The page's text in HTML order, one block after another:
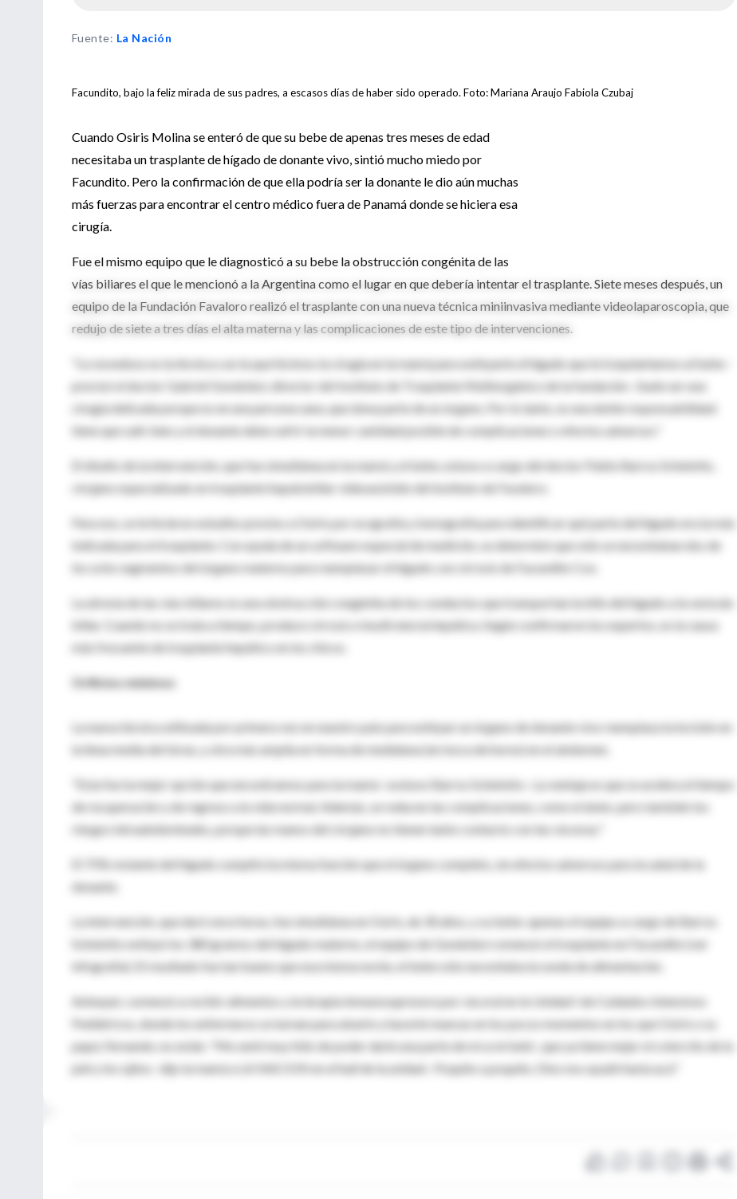
Fuente: La Nación
Facundito, bajo la feliz mirada de sus padres, a escasos días de haber sido operado. Foto: Mariana Araujo Fabiola Czubaj
Cuando Osiris Molina se enteró de que su bebe de apenas tres meses de edad
necesitaba un trasplante de hígado de donante vivo, sintió mucho miedo por
Facundito. Pero la confirmación de que ella podría ser la donante le dio aún muchas
más fuerzas para encontrar el centro médico fuera de Panamá donde se hiciera esa
cirugía.
Fue el mismo equipo que le diagnosticó a su bebe la obstrucción congénita de las
vías biliares el que le mencionó a la Argentina como el lugar en que debería intentar el trasplante. Siete meses después, un
equipo de la Fundación Favaloro realizó el trasplante con una nueva técnica miniinvasiva mediante videolaparoscopia, que
redujo de siete a tres días el alta materna y las complicaciones de este tipo de intervenciones.
"Lo novedoso es la técnica con la que hicimos la cirugía en la mamá para extirparle el hígado que le trasplantamos al bebe -
precisó el doctor Gabriel Gondolesi, director del Instituto de Trasplante Multiorgánico de la fundación-. Suele ser una
cirugía delicada porque es en una persona sana, que dona parte de un órgano. Por lo tanto, es una doble responsabilidad:
tiene que salir bien y el donante debe sufrir la menor cantidad posible de complicaciones o efectos adversos."
El diseño de la intervención, que fue simultánea en la mamá y el bebe, estuvo a cargo del doctor Pablo Barros Schelotto,
cirujano especializado en trasplante hepatobiliar videoasistido del instituto de Favaloro.
Para eso, se le hicieron estudios previos a Osiris por ecografía y tomografía para identificar qué parte del hígado era la más
indicada para el trasplante. Con ayuda de un software especial de medición, se determinó que sólo se necesitaban dos de
los ocho segmentos del órgano materno para reemplazar el hígado con cirrosis de Facundito Cox.
La atresia de las vías biliares es una obstrucción congénita de los conductos que transportan la bilis del hígado a la vesícula
biliar. Cuando no se trata a tiempo, produce cirrosis e insuficiencia hepática. Según confirmaron los expertos, es la causa
más frecuente de trasplante hepático en los chicos.
Orificios mínimos
La nueva técnica utilizada por primera vez en nuestro país para extirpar un órgano de donante vivo reemplaza la incisión en
la línea media del tórax, y otra más amplia en forma de medialuna (en boca de horno) en el abdomen.
"Esta fue la mejor opción que encontramos para la mamá -sostuvo Barros Schelotto-. La ventaja es que se acelera el tiempo
de recuperación y de regreso a la vida normal. Además, se reducen las complicaciones, como el dolor, pero también los
riesgos intraabdominales, porque las manos del cirujano no tienen tanto contacto con las vísceras."
El 75% restante del hígado cumplirá la misma función que el órgano completo, sin efectos adversos para la salud de la
donante.
La intervención, que duró once horas, fue simultánea en Osiris, de 30 años, y su bebe: apenas el equipo a cargo de Barros
Schelotto extirpó los 380 gramos del hígado materno, el equipo de Gondolesi comenzó el trasplante en Facundito (ver
infografía). El resultado fue tan bueno que esa misma noche, el bebe sólo necesitaba la sonda de alimentación.
Anteayer, comenzó a recibir alimentos y la terapia inmunosupresora por vía oral en la Unidad I de Cuidados Intensivos
Pediátricos, donde los enfermeros se turnan para alzarlo y hacerle muecas en los pocos momentos en los que Osiris o su
papá, Fernando, no están. "Me sentí muy feliz de poder darle una parte de mí a mi bebi , que ya tiene mejor el colorcito de la
piel y los ojitos -dijo la mamá a LA NACION en el hall de la unidad-. Poquito a poquito, Dios nos ayudó hasta acá."